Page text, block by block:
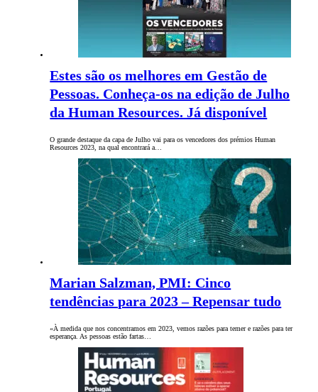
Estes são os melhores em Gestão de
Pessoas. Conheça-os na edição de Julho
da Human Resources. Já disponível
O grande destaque da capa de Julho vai para os vencedores dos prémios Human
Resources 2023, na qual encontrará a…
Marian Salzman, PMI: Cinco
tendências para 2023 – Repensar tudo
«À medida que nos concentramos em 2023, vemos razões para temer e razões para ter
esperança. As pessoas estão fartas…